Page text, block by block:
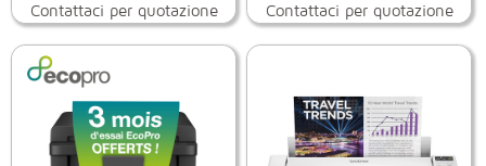
Contattaci per quotazione
Contattaci per quotazione